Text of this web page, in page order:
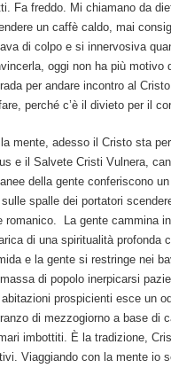
Fa freddo. Mi chiamano da
un caffè caldo, mai
di colpo e si innervosiva
oggi non ha più motivo
per andare incontro al
perché c’è il divieto per il
mente, adesso il Cristo sta
e il Salvete Cristi Vulnera,
della gente conferiscono
spalle dei portatori
romanico. La gente cammina
di una spiritualità
e la gente si restringe nei
di popolo inerpicarsi
prospicienti esce un
di mezzogiorno a base di
imbottiti. È la tradizione,
Viaggiando con la mente io